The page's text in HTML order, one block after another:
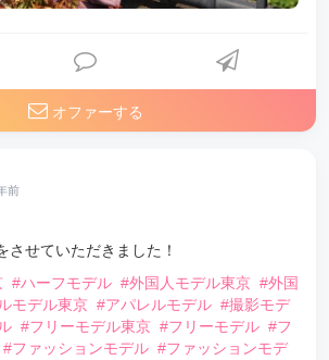
オファーする
前
させていただきました！
#ハーフモデル #外国人モデル東京 #外国
モデル東京 #アパレルモデル #撮影モデ
#フリーモデル東京 #フリーモデル #フ
#ファッションモデル #ファッションモデ